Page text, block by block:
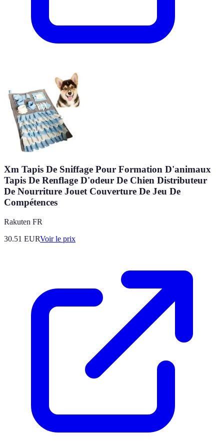
Xm Tapis De Sniffage Pour Formation D'animaux
Tapis De Renflage D'odeur De Chien Distributeur
De Nourriture Jouet Couverture De Jeu De
Compétences
Rakuten FR
30.51 EURVoir le prix